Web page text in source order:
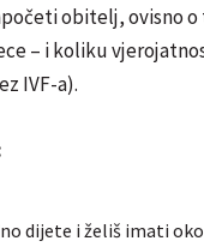
obitelj, ovisno
– i koliku
IVF-a).
dijete i želiš imati oko